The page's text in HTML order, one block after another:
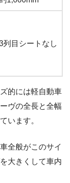
列目シートなし
的には軽自動車
ヴの全長と全幅
います。
全般がこのサイ
大きくして車内